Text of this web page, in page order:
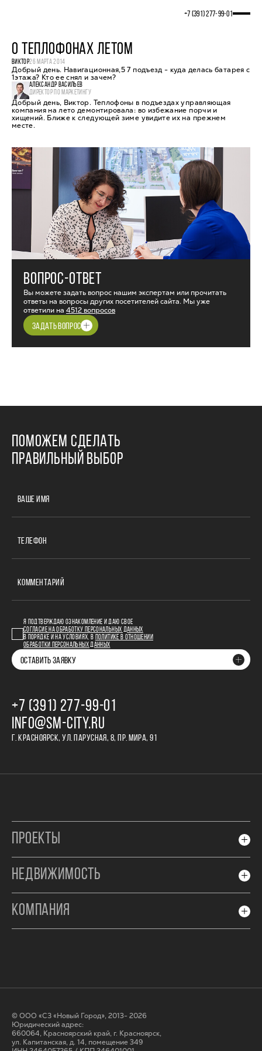
+7 (391) 277‒99‒01
О ТЕПЛОФОНАХ ЛЕТОМ
ВИКТОР26 МАРТА 2014
Добрый день. Навигационная,5 7 подъезд - куда делась батарея с
1этажа? Кто ее снял и зачем?
АЛЕКСАНДР ВАСИЛЬЕВ
ДИРЕКТОР ПО МАРКЕТИНГУ
Добрый день, Виктор. Теплофоны в подъездах управляющая
компания на лето демонтировала: во избежание порчи и
хищений. Ближе к следующей зиме увидите их на прежнем
месте.
ВОПРОС-ОТВЕТ
Вы можете задать вопрос нашим экспертам или прочитать
ответы на вопросы других посетителей сайта. Мы уже
ответили на 4512 вопросов
ЗАДАТЬ ВОПРОС
ПОМОЖЕМ СДЕЛАТЬ
ПРАВИЛЬНЫЙ ВЫБОР
ВАШЕ ИМЯ
ТЕЛЕФОН
КОММЕНТАРИЙ
Я ПОДТВЕРЖДАЮ ОЗНАКОМЛЕНИЕ И ДАЮ СВОЕ
СОГЛАСИЕ НА ОБРАБОТКУ ПЕРСОНАЛЬНЫХ ДАННЫХ
В ПОРЯДКЕ И НА УСЛОВИЯХ, В
ПОЛИТИКЕ В ОТНОШЕНИИ
ОБРАБОТКИ ПЕРСОНАЛЬНЫХ ДАННЫХ
ОСТАВИТЬ ЗАЯВКУ
+7 (391) 277‒99‒01
INFO@SM-CITY.RU
Г. КРАСНОЯРСК, УЛ. ПАРУСНАЯ, 8, ПР. МИРА, 91
ПРОЕКТЫ
НЕДВИЖИМОСТЬ
КОМПАНИЯ
© ООО «СЗ «Новый Город», 2013- 2026
Юридический адрес:
660064, Красноярский край, г. Красноярск,
ул. Капитанская, д. 14, помещение 349